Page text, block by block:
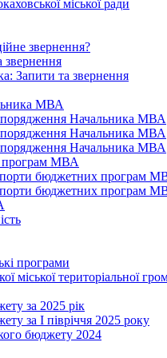
міської ради
звернення?
звернення
Запити та звернення
МВА
Начальника МВА
Начальника МВА
Начальника МВА
програм МВА
бюджетних програм
бюджетних програм
програми
міської територіальної
за 2025 рік
за І півріччя 2025 року
бюджету 2024